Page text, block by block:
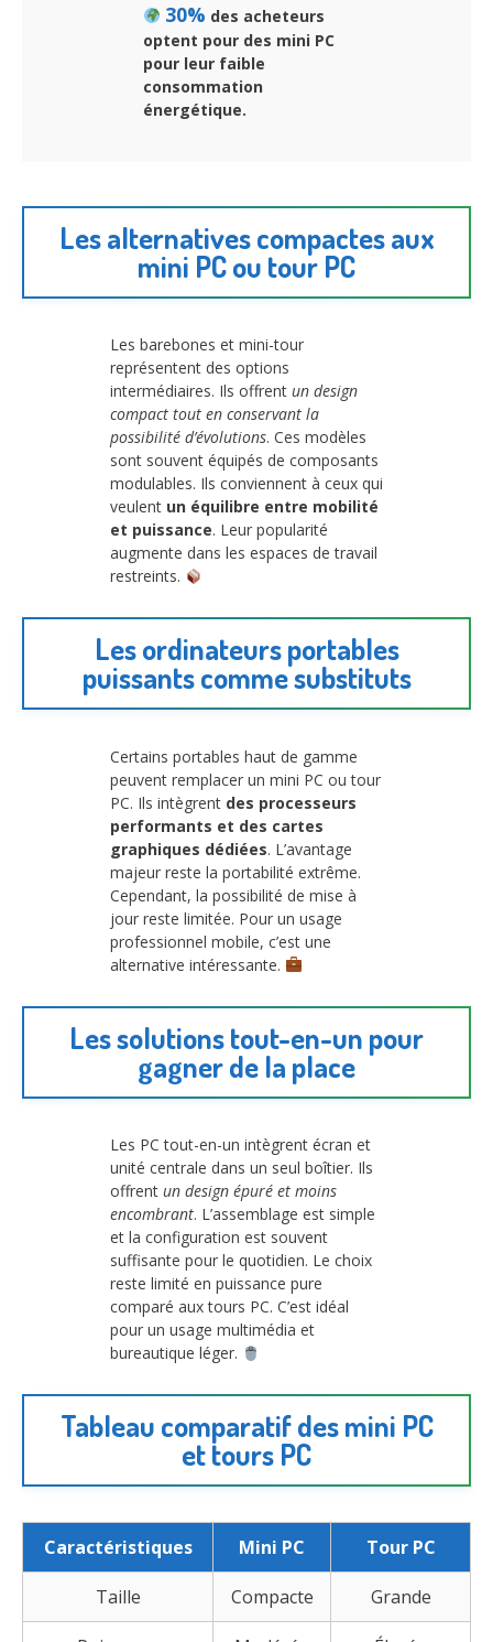
30% des acheteurs
optent pour des mini PC
pour leur faible
consommation
énergétique.
Les alternatives compactes aux
mini PC ou tour PC
Les barebones et mini-tour
représentent des options
intermédiaires. Ils offrent un design
compact tout en conservant la
possibilité d’évolutions. Ces modèles
sont souvent équipés de composants
modulables. Ils conviennent à ceux qui
veulent un équilibre entre mobilité
et puissance. Leur popularité
augmente dans les espaces de travail
restreints.
Les ordinateurs portables
puissants comme substituts
Certains portables haut de gamme
peuvent remplacer un mini PC ou tour
PC. Ils intègrent des processeurs
performants et des cartes
graphiques dédiées. L’avantage
majeur reste la portabilité extrême.
Cependant, la possibilité de mise à
jour reste limitée. Pour un usage
professionnel mobile, c’est une
alternative intéressante.
Les solutions tout-en-un pour
gagner de la place
Les PC tout-en-un intègrent écran et
unité centrale dans un seul boîtier. Ils
offrent un design épuré et moins
encombrant. L’assemblage est simple
et la configuration est souvent
suffisante pour le quotidien. Le choix
reste limité en puissance pure
comparé aux tours PC. C’est idéal
pour un usage multimédia et
bureautique léger.
Tableau comparatif des mini PC
et tours PC
Caractéristiques Mini PC Tour PC
Taille Compacte Grande